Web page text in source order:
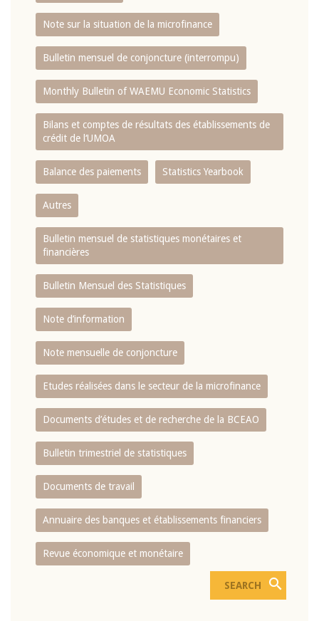
Note sur la situation de la microfinance
Bulletin mensuel de conjoncture (interrompu)
Monthly Bulletin of WAEMU Economic Statistics
Bilans et comptes de résultats des établissements de
crédit de l‘UMOA
Balance des paiements Statistics Yearbook
Autres
Bulletin mensuel de statistiques monétaires et
financières
Bulletin Mensuel des Statistiques
Note d’information
Note mensuelle de conjoncture
Etudes réalisées dans le secteur de la microfinance
Documents d’études et de recherche de la BCEAO
Bulletin trimestriel de statistiques
Documents de travail
Annuaire des banques et établissements financiers
Revue économique et monétaire